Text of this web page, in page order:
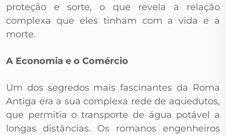
proteção e sorte, o que revela a relação
complexa que eles tinham com a vida e a
morte.
A Economia e o Comércio
Um dos segredos mais fascinantes da Roma
Antiga era a sua complexa rede de aquedutos,
que permitia o transporte de água potável a
longas distâncias. Os romanos engenheiros